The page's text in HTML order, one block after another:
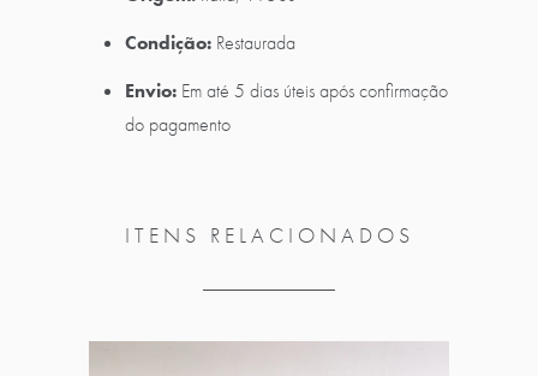
Condição: Restaurada
Envio: Em até 5 dias úteis após confirmação
do pagamento
ITENS RELACIONADOS